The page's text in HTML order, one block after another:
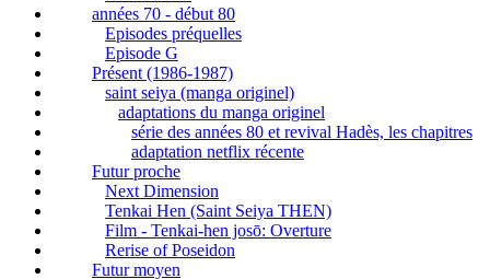
années 70 - début 80
Episodes préquelles
Episode G
Présent (1986-1987)
saint seiya (manga originel)
adaptations du manga originel
série des années 80 et revival Hadès, les chapitres
adaptation netflix récente
Futur proche
Next Dimension
Tenkai Hen (Saint Seiya THEN)
Film - Tenkai-hen josō: Overture
Rerise of Poseidon
Futur moyen